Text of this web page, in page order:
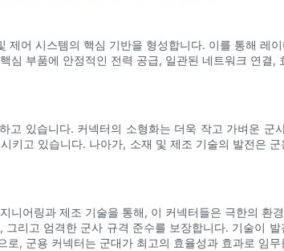
제어 시스템의 핵심 기반을 형성합니다. 이를 통해 레
심 부품에 안정적인 전력 공급, 일관된 네트워크 연
고 있습니다. 커넥터의 소형화는 더욱 작고 가벼운
키고 있습니다. 나아가, 소재 및 제조 기술의 발전은
니어링과 제조 기술을 통해, 이 커넥터들은 극한의
리고 엄격한 군사 규격 준수를 보장합니다. 기술이
, 군용 커넥터는 군대가 최고의 효율성과 효과로 임